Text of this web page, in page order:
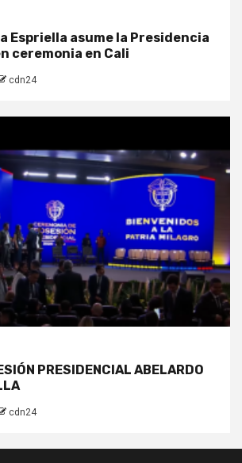
Espriella asume la Presidencia
ceremonia en Cali
cdn24
PRESIDENCIAL ABELARDO
cdn24